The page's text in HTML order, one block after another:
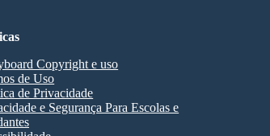
Copyright e uso
de Uso
de Privacidade
e Segurança Para Escolas e